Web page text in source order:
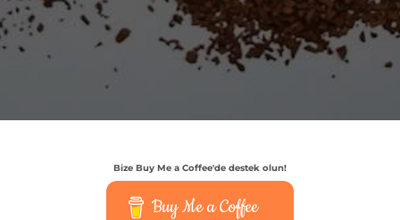
Bize Buy Me a Coffee'de destek olun!
Buy Me a Coffee